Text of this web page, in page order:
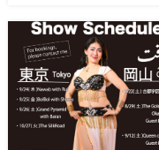
2026/9/12(土)Ricoさん主
QUEEN OF THE NIGHT
県天神山文化プラザ Guest
神
さん
女神のオーラ浴びに
ましょー […]